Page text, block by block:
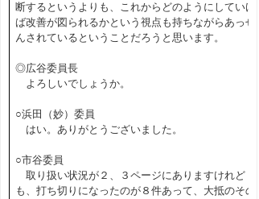
断するというよりも、これからどのようにしていけ
ば改善が図られるかという視点も持ちながらあっせ
んされているということだろうと思います。
◎広谷委員長
よろしいでしょうか。
○浜田（妙）委員
はい。ありがとうございました。
○市谷委員
取り扱い状況が２、３ページにありますけれど
も、打ち切りになったのが８件あって、大抵のその